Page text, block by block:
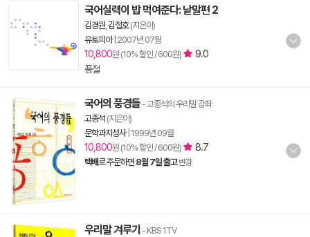
국어실력이 밥 먹여준다: 낱말편 2
김경원 김철호(지은이)
유토피아| 2007년 07월
10,800원 (10% 할인 / 600원)
9.0
품절
국어의 풍경들 - 고종석의 우리말 강좌
고종석 (지은이)
문학과지성사| 1999년 09월
10,800원 (10% 할인 / 600원) 8.7
택배로 주문하면 8월 7일 출고 변경
우리말 겨루기 - KBS 1TV